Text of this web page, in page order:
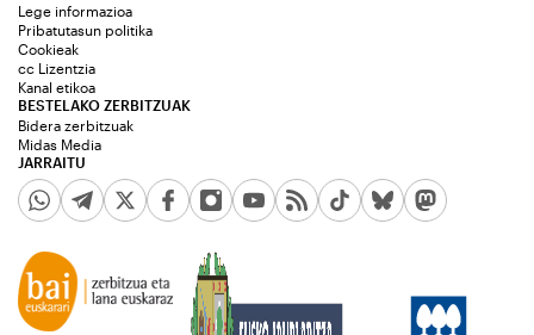
JARRAITU
Lege informazioa
Pribatutasun politika
Cookieak
cc Lizentzia
Kanal etikoa
BESTELAKO ZERBITZUAK
Bidera zerbitzuak
Midas Media